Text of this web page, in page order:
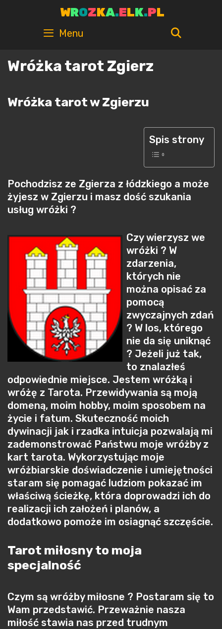
WROZKA.ELK.PL
Menu
Wróżka tarot Zgierz
Wróżka tarot w Zgierzu
Spis strony
Pochodzisz ze Zgierza z łódzkiego a może
żyjesz w Zgierzu i masz dość szukania
usług wróżki ?
Czy wierzysz we
wróżki ? W
zdarzenia,
których nie
można opisać za
pomocą
zwyczajnych zdań
? W los, którego
nie da się uniknąć
? Jeżeli już tak,
to znalazłeś
odpowiednie miejsce. Jestem wróżką i
wróżę z Tarota. Przewidywania są moją
domeną, moim hobby, moim sposobem na
życie i fatum. Skuteczność moich
dywinacji jak i rzadka intuicja pozwalają mi
zademonstrować Państwu moje wróżby z
kart tarota. Wykorzystując moje
wróżbiarskie doświadczenie i umiejętności
staram się pomagać ludziom pokazać im
właściwą ścieżkę, która doprowadzi ich do
realizacji ich założeń i planów, a
dodatkowo pomoże im osiagnąć szczęście.
Tarot miłosny to moja
specjalność
Czym są wróżby miłosne ? Postaram się to
Wam przedstawić. Przeważnie nasza
miłość stawia nas przed trudnym